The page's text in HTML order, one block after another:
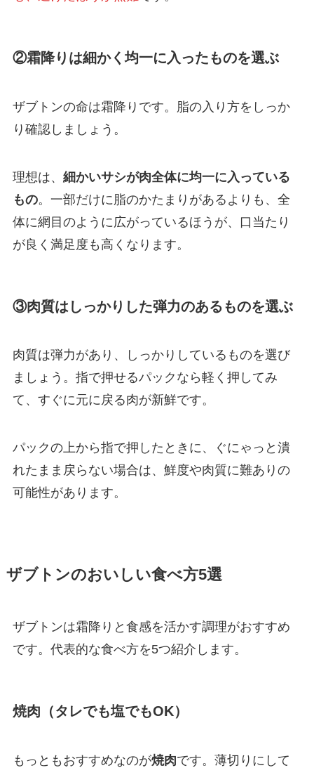
②霜降りは細かく均一に入ったものを選ぶ
ザブトンの命は霜降りです。脂の入り方をしっか
り確認しましょう。
理想は、 細かいサシが肉全体に均一に入っている
もの。一部だけに脂のかたまりがあるよりも、全
体に網目のように広がっているほうが、口当たり
が良く満足度も高くなります。
③肉質はしっかりした弾力のあるものを選ぶ
肉質は弾力があり、しっかりしているものを選び
ましょう。指で押せるパックなら軽く押してみ
て、すぐに元に戻る肉が新鮮です。
パックの上から指で押したときに、ぐにゃっと潰
れたまま戻らない場合は、鮮度や肉質に難ありの
可能性があります。
ザブトンのおいしい食べ方5選
ザブトンは霜降りと食感を活かす調理がおすすめ
です。代表的な食べ方を5つ紹介します。
焼肉（タレでも塩でもOK）
もっともおすすめなのが焼肉です。薄切りにして